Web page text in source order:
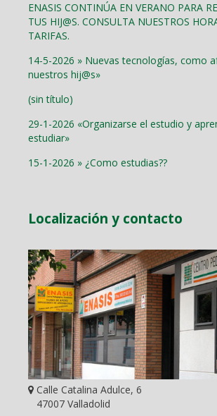
ENASIS CONTINÚA EN VERANO PARA
TUS HIJ@S. CONSULTA NUESTROS
TARIFAS.
14-5-2026 » Nuevas tecnologías, como
nuestros hij@s»
(sin título)
29-1-2026 «Organizarse el estudio y
estudiar»
15-1-2026 » ¿Como estudias??
Localización y contacto
Calle Catalina Adulce, 6
47007 Valladolid